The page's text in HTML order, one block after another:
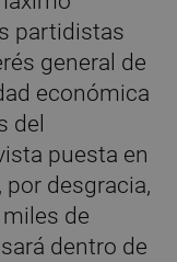
partidistas
general de
económica
del
puesta en
por desgracia,
de
dentro de